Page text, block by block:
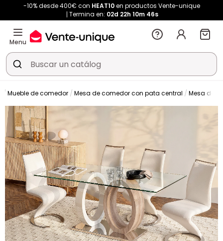
-10% desde 400€ con HEAT10en productos Vente-unique
Termina en: 02d 22h 10m 46s
Menu
Mueble de comedor Mesa de comedor con pata central Mesa de